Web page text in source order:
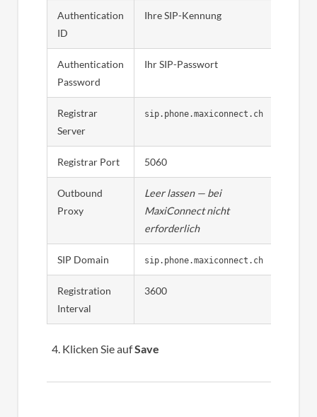
Authentication
ID
Ihre SIP-Kennung
Authentication
Password
Ihr SIP-Passwort
Registrar
Server
sip.phone.maxiconnect.ch
Registrar Port 5060
Outbound
Proxy
Leer lassen — bei
MaxiConnect nicht
erforderlich
SIP Domain sip.phone.maxiconnect.ch
Registration
Interval
3600
Klicken Sie aufSave